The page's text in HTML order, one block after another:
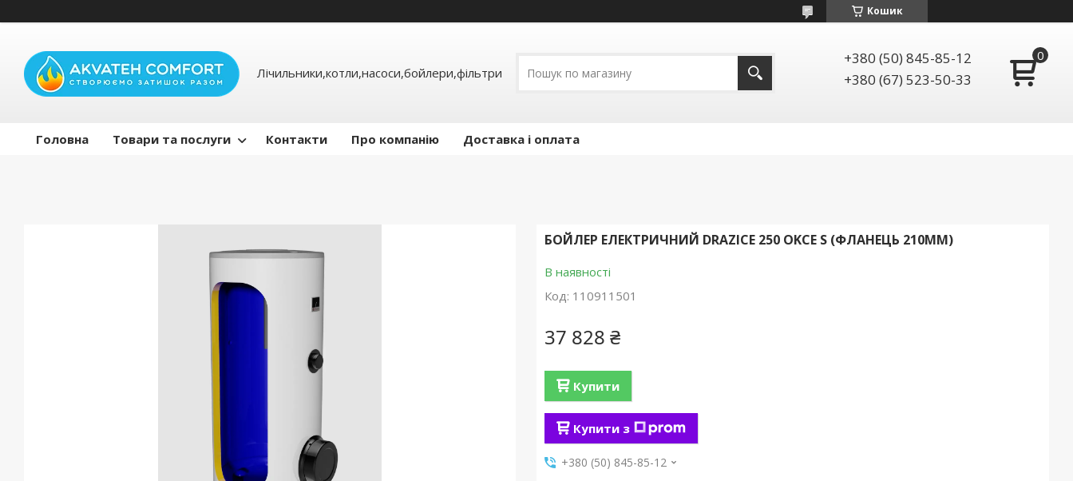
Кошик
Лічильники,котли,насоси,бойлери,фільтри
+380 (50) 845-85-12
+380 (67) 523-50-33
Головна Товари та послуги Контакти Про компанію Доставка і оплата
БОЙЛЕР ЕЛЕКТРИЧНИЙ DRAZICE 250 OKCE S (ФЛАНЕЦЬ 210ММ)
В наявності
Код: 110911501
37 828 ₴
Купити
Купити з
+380 (50) 845-85-12